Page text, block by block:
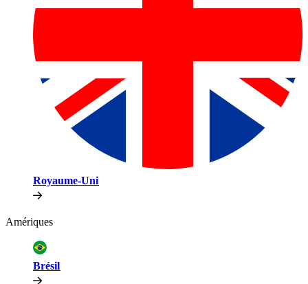
Royaume-Uni​​
Amériques​​
Brésil​​